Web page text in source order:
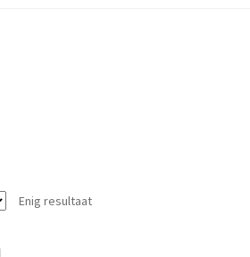
Enig resultaat